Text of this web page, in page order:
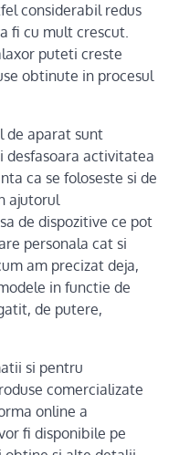
considerabil redus
fi cu mult crescut.
puteti creste
obtinute in procesul
de aparat sunt
desfasoara activitatea
ca se foloseste si de
ajutorul
de dispozitive ce pot
personala cat si
am precizat deja,
in functie de
de putere,
si pentru
comercializate
online a
fi disponibile pe